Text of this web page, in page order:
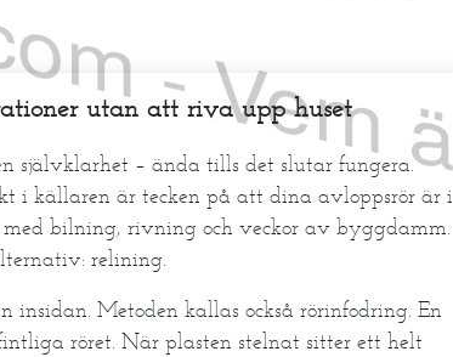
utan att riva upp huset
självklarhet – ända tills det slutar fungera.
i källaren är tecken på att dina avloppsrör är i
bilning, rivning och veckor av byggdamm.
relining.
Metoden kallas också rörinfodring. En
röret. När plasten stelnat sitter ett helt